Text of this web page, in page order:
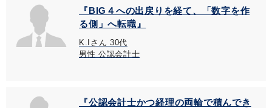
『BIG４への出戻りを経て、「数字を作
る側」へ転職』
K.Iさん 30代
男性 公認会計士
『公認会計士かつ経理の両輪で積んでき